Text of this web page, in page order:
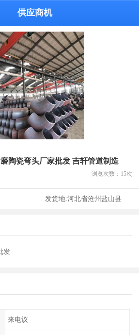
供应商机
陶瓷弯头厂家批发 吉轩管道制造
浏览次数： 15次
发货地:河北省沧州盐山县
发
来电议